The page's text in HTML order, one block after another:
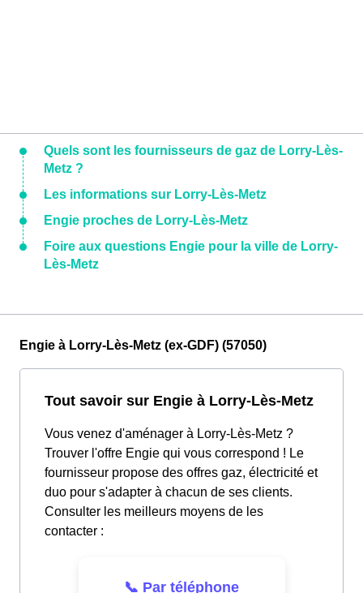
Quels sont les fournisseurs de gaz de Lorry-Lès-
Metz ?
Les informations sur Lorry-Lès-Metz
Engie proches de Lorry-Lès-Metz
Foire aux questions Engie pour la ville de Lorry-
Lès-Metz
Engie à Lorry-Lès-Metz (ex-GDF) (57050)
Tout savoir sur Engie à Lorry-Lès-Metz
Vous venez d'aménager à Lorry-Lès-Metz ?
Trouver l'offre Engie qui vous correspond ! Le
fournisseur propose des offres gaz, électricité et
duo pour s'adapter à chacun de ses clients.
Consulter les meilleurs moyens de les
contacter :
📞 Par téléphone